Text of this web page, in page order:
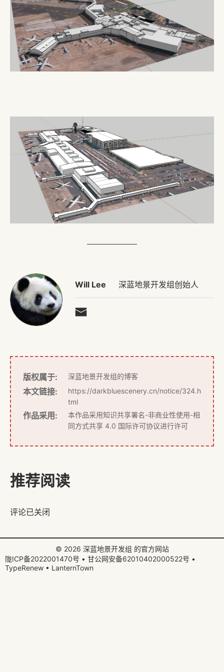
Will Lee 深蓝地景开发组创始人
版权属于: 深蓝地景开发组的博客
本文链接:
https://darkbluescenery.cn/notice/324.h
tml
作品采用: 本作品采用知识共享署名-非商业性使用-相
同方式共享 4.0 国际许可协议进行许可
推荐阅读
评论已关闭
© 2026 深蓝地景开发组 的官方网站
陇ICP备2022001470号 • 甘公网安备62010402000522号 •
TypeRenew • LanternTown